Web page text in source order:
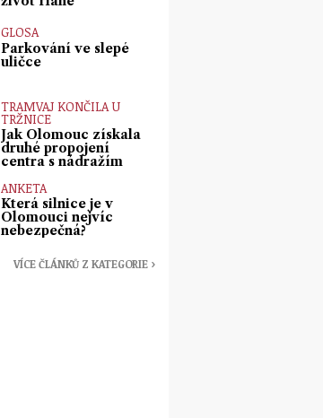
GLOSA
Parkování ve slepé
uličce
TRAMVAJ KONČILA U
TRŽNICE
Jak Olomouc získala
druhé propojení
centra s nádražím
ANKETA
Která silnice je v
Olomouci nejvíc
nebezpečná?
VÍCE ČLÁNKŮ Z KATEGORIE ›